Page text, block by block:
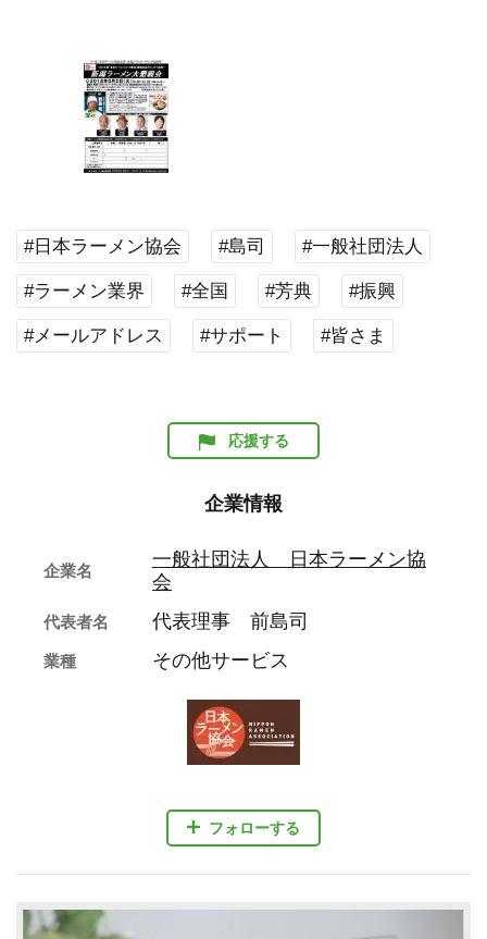
#日本ラーメン協会 #島司 #一般社団法人
#ラーメン業界 #全国 #芳典 #振興
#メールアドレス #サポート #皆さま
応援する
企業情報
フォローする
企業名
一般社団法人 日本ラーメン協
会
代表者名 代表理事 前島司
業種 その他サービス